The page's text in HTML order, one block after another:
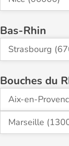
Bas-Rhin
Strasbourg
Bouches du
Aix-en-
Marseille